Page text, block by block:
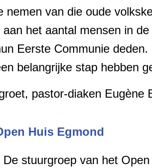
nemen van die oude
aan het aantal mensen in
Eerste Communie
belangrijke stap hebben
pastor-diaken Eugène
Huis Egmond
De stuurgroep van het